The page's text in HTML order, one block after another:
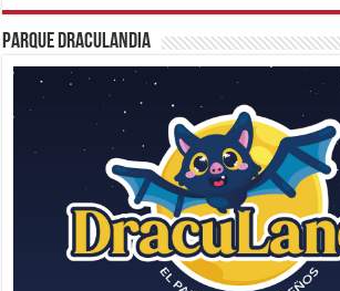
Parque Draculandia